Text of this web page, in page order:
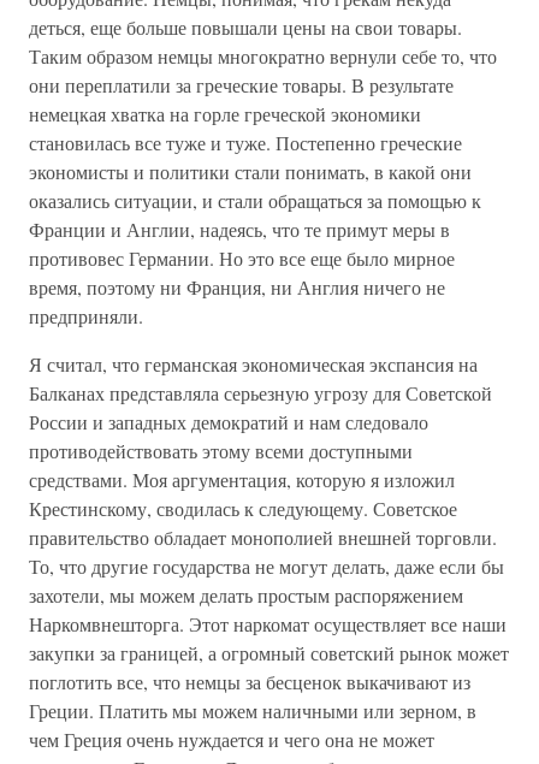
деться, еще больше повышали цены на свои товары.
Таким образом немцы многократно вернули себе то, что
они переплатили за греческие товары. В результате
немецкая хватка на горле греческой экономики
становилась все туже и туже. Постепенно греческие
экономисты и политики стали понимать, в какой они
оказались ситуации, и стали обращаться за помощью к
Франции и Англии, надеясь, что те примут меры в
противовес Германии. Но это все еще было мирное
время, поэтому ни Франция, ни Англия ничего не
предприняли.
Я считал, что германская экономическая экспансия на
Балканах представляла серьезную угрозу для Советской
России и западных демократий и нам следовало
противодействовать этому всеми доступными
средствами. Моя аргументация, которую я изложил
Крестинскому, сводилась к следующему. Советское
правительство обладает монополией внешней торговли.
То, что другие государства не могут делать, даже если бы
захотели, мы можем делать простым распоряжением
Наркомвнешторга. Этот наркомат осуществляет все наши
закупки за границей, а огромный советский рынок может
поглотить все, что немцы за бесценок выкачивают из
Греции. Платить мы можем наличными или зерном, в
чем Греция очень нуждается и чего она не может